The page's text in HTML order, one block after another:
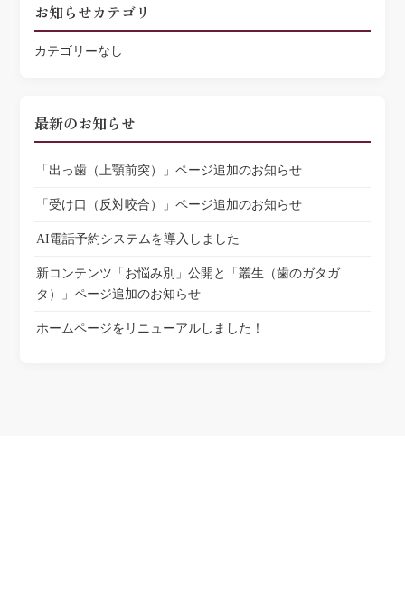
お知らせカテゴリ
カテゴリーなし
最新のお知らせ
「出っ歯（上顎前突）」ページ追加のお知らせ
「受け口（反対咬合）」ページ追加のお知らせ
AI電話予約システムを導入しました
新コンテンツ「お悩み別」公開と「叢生（歯のガタガ
タ）」ページ追加のお知らせ
ホームページをリニューアルしました！